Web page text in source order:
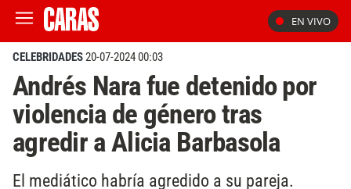
EN VIVO
CELEBRIDADES20-07-2024 00:03
Andrés Nara fue detenido por
violencia de género tras
agredir a Alicia Barbasola
El mediático habría agredido a su pareja.